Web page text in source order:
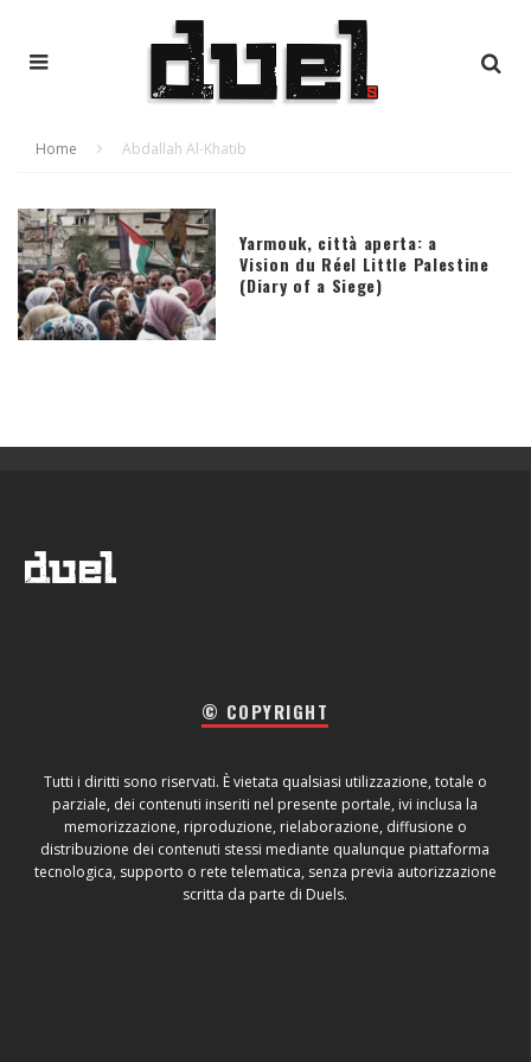
Home Abdallah Al-Khatib
Yarmouk, città aperta: a
Vision du Réel Little Palestine
(Diary of a Siege)
© COPYRIGHT
Tutti i diritti sono riservati. È vietata qualsiasi utilizzazione, totale o
parziale, dei contenuti inseriti nel presente portale, ivi inclusa la
memorizzazione, riproduzione, rielaborazione, diffusione o
distribuzione dei contenuti stessi mediante qualunque piattaforma
tecnologica, supporto o rete telematica, senza previa autorizzazione
scritta da parte di Duels.